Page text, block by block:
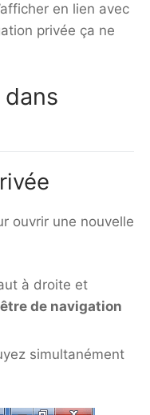
en lien avec
privée ça ne
ouvrir une nouvelle
à droite et
de navigation
simultanément